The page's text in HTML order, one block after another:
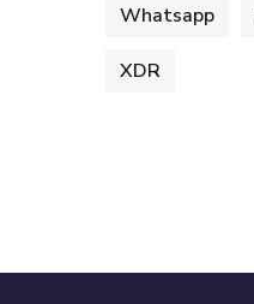
Whatsapp
XDR